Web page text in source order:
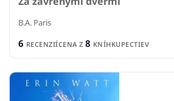
B.A. Paris
6 RECENZIÍCENA Z 8 KNÍHKUPECTIEV